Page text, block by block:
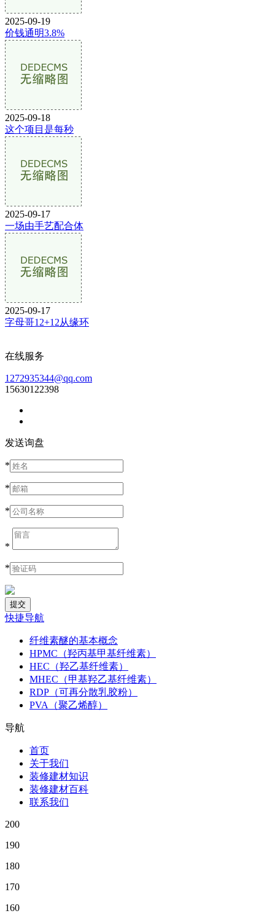
2025-09-19
价钱通明3.8%
2025-09-18
这个项目是每秒
2025-09-17
一场由手艺配合体
2025-09-17
字母哥12+12从缘环
在线服务
1272935344@qq.com
15630122398
发送询盘
*
*
*
*
*
快捷导航
纤维素醚的基本概念
HPMC（羟丙基甲基纤维素）
HEC（羟乙基纤维素）
MHEC（甲基羟乙基纤维素）
RDP（可再分散乳胶粉）
PVA（聚乙烯醇）
导航
首页
关于我们
装修建材知识
装修建材百科
联系我们
200
190
180
170
160